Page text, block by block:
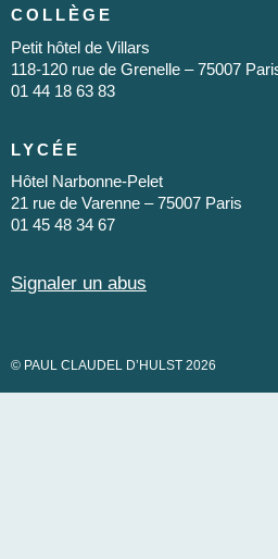
COLLÈGE
Petit hôtel de Villars
118-120 rue de Grenelle – 75007
01 44 18 63 83
LYCÉE
Hôtel Narbonne-Pelet
21 rue de Varenne – 75007 Paris
01 45 48 34 67
Signaler un abus
© PAUL CLAUDEL D’HULST 2026